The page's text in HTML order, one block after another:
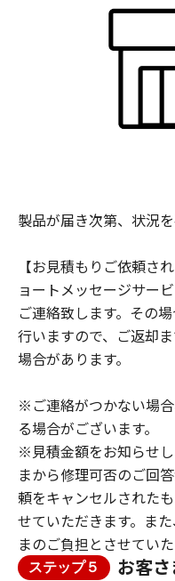
製品が届き次第、状況
【お見積もりご依頼さ
ョートメッセージサー
ご連絡致します。その
行いますので、ご返却
場合があります。
※ご連絡がつかない場
る場合がございます。
※見積金額をお知らせ
まから修理可否のご回
頼をキャンセルされた
せていただきます。ま
まのご負担とさせていた
ステップ５ お客